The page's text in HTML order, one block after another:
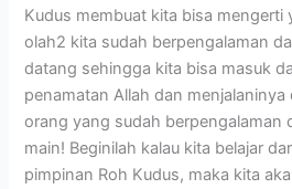
Kudus membuat kita bisa mengerti
olah2 kita sudah berpengalaman
datang sehingga kita bisa masuk
penamatan Allah dan
orang yang sudah berpengalaman
main! Beginilah kalau kita belajar
pimpinan Roh Kudus, maka kita